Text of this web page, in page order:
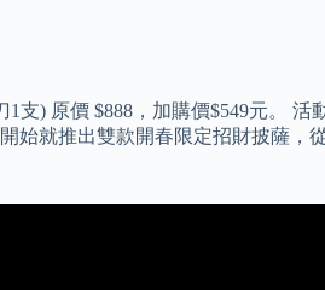
) 原價 $888，加購價$549元。
就推出雙款開春限定招財披薩